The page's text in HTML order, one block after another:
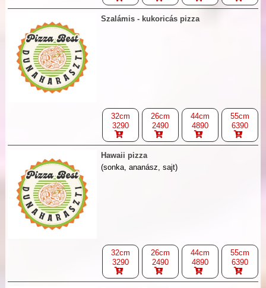
Szalámis - kukoricás pizza
32cm
3290
26cm
2490
44cm
4890
55cm
6390
Hawaii pizza
(sonka, ananász, sajt)
32cm
3290
26cm
2490
44cm
4890
55cm
6390